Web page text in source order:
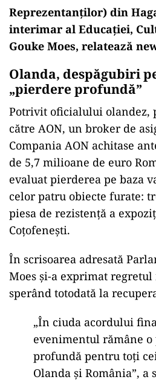
Reprezentanților) din
interimar al Educaţiei,
Gouke Moes, relatează
Olanda, despăgubiri
„pierdere profundă”
Potrivit oficialului olandez,
către AON, un broker de
Compania AON achitase
de 5,7 milioane de euro
evaluat pierderea pe baza
celor patru obiecte furate:
piesa de rezistență a
Coțofenești.
În scrisoarea adresată
Moes și-a exprimat
sperând totodată la
„În ciuda acordului
evenimentul rămâne
profundă pentru toţi
Olanda şi România”, a